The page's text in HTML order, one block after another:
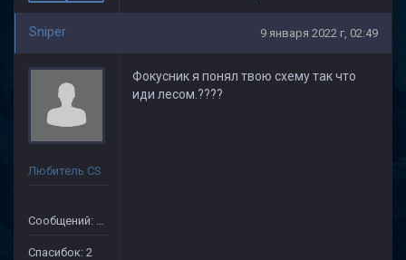
Sniper 9 января 2022 г, 02:49
Любитель CS
Сообщений: 59
Спасибок: 2
Фокусник я понял твою схему так что
иди лесом.????